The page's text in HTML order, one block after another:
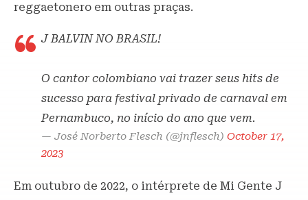
reggaetonero em outras praças.
J BALVIN NO BRASIL!
O cantor colombiano vai trazer seus hits de
sucesso para festival privado de carnaval em
Pernambuco, no início do ano que vem.
— José Norberto Flesch (@jnflesch) October 17,
2023
Em outubro de 2022, o intérprete de Mi Gente J